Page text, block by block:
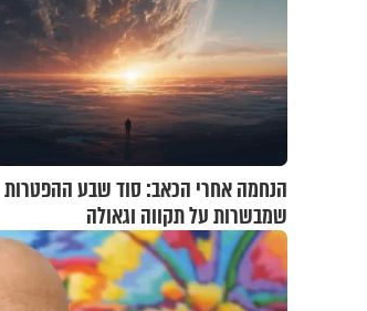
הנחמה אחרי הכאב: סוד שבע ההפטרות
שמבשרות על תקווה וגאולה